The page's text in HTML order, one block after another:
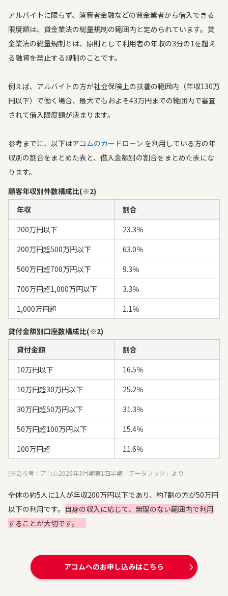
アルバイトに限らず、消費者金融などの貸金業者から借入できる
限度額は、貸金業法の総量規制の範囲内と定められています。貸
金業法の総量規制とは、原則として利用者の年収の3分の1を超え
る融資を禁止する規制のことです。
例えば、アルバイトの方が社会保険上の扶養の範囲内（年収130万
円以下）で働く場合、最大でもおよそ43万円までの範囲内で審査
されて借入限度額が決まります。
参考までに、以下はアコムのカードローン を利用している方の年
収別の割合をまとめた表と、借入金額別の割合をまとめた表にな
ります。
顧客年収別件数構成比(※2)
年収
割合
200万円以下
23.3％
200万円超500万円以下
63.0％
500万円超700万円以下
9.3％
700万円超1,000万円以下
3.3％
1,000万円超
1.1％
貸付金額別口座数構成比(※2)
貸付金額
割合
10万円以下
16.5％
10万円超30万円以下
25.2％
30万円超50万円以下
31.3％
50万円超100万円以下
15.4％
100万円超
11.6％
(※2)参考：アコム2026年3月期第1四半期「データブック」より
全体の約5人に1人が年収200万円以下であり、約7割の方が50万円
以下の利用です。 自身の収入に応じて、無理のない範囲内で利用
することが大切です。
アコムへのお申し込みはこちら